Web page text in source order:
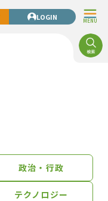
MENU
LOGIN
政治・行政
テクノロジー